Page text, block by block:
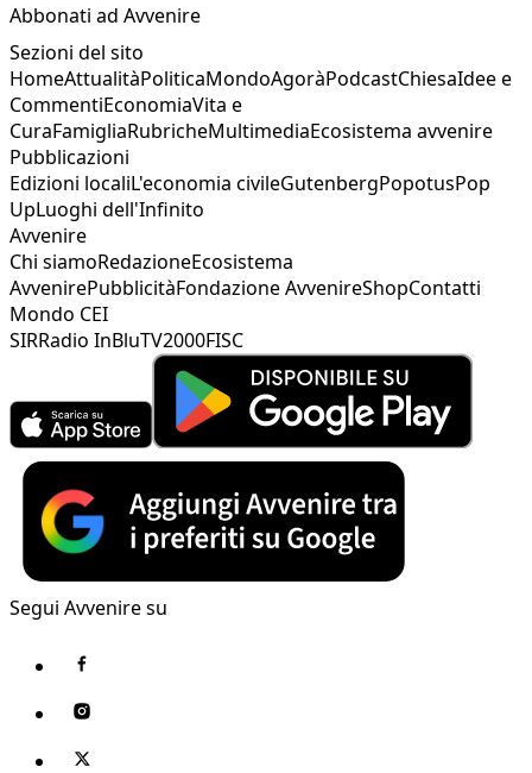
Abbonati ad Avvenire
Sezioni del sito
HomeAttualitàPoliticaMondoAgoràPodcastChiesaIdee e
CommentiEconomiaVita e
CuraFamigliaRubricheMultimediaEcosistema avvenire
Pubblicazioni
Edizioni localiL'economia civileGutenbergPopotusPop
UpLuoghi dell'Infinito
Avvenire
Chi siamoRedazioneEcosistema
AvvenirePubblicitàFondazione AvvenireShopContatti
Mondo CEI
SIRRadio InBluTV2000FISC
Segui Avvenire su